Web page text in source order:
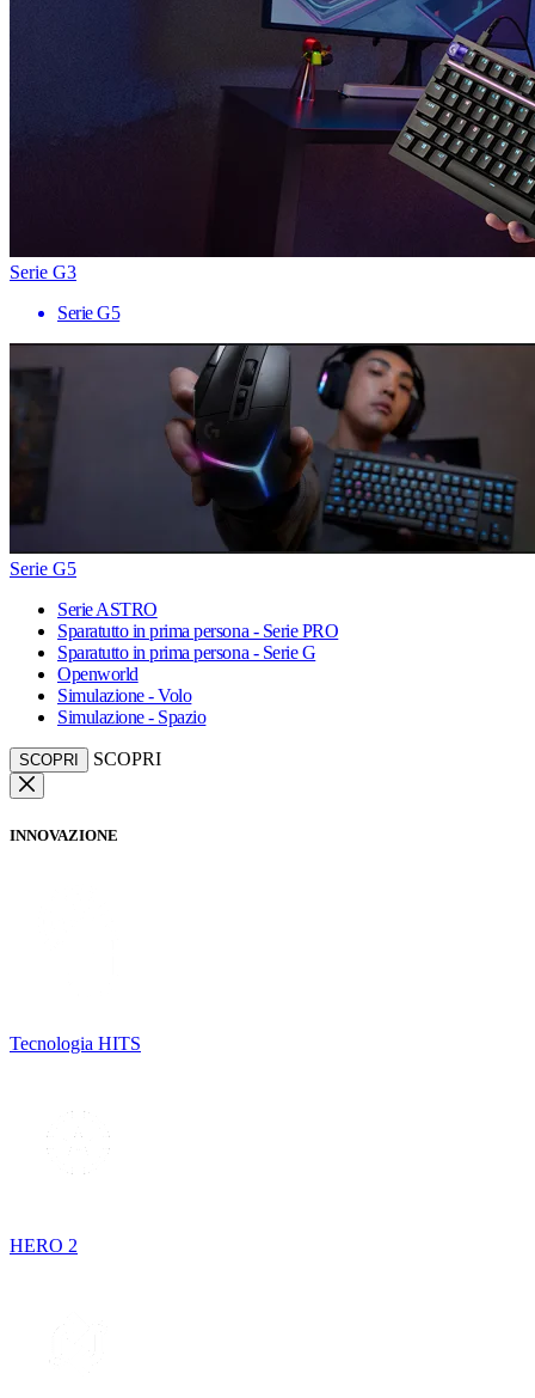
Serie G3
Serie G5
Serie G5
Serie ASTRO
Sparatutto in prima persona - Serie PRO
Sparatutto in prima persona - Serie G
Openworld
Simulazione - Volo
Simulazione - Spazio
SCOPRI SCOPRI
INNOVAZIONE
Tecnologia HITS
HERO 2